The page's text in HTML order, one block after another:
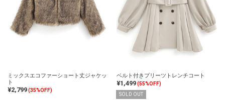
ミックスエコファーショート丈ジャケッ
ト
¥2,799(35%OFF)
ベルト付きプリーツトレンチコート
¥1,499(55%OFF)
SOLD OUT